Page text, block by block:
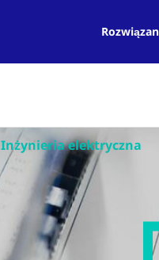
Inżynieria elektryczna